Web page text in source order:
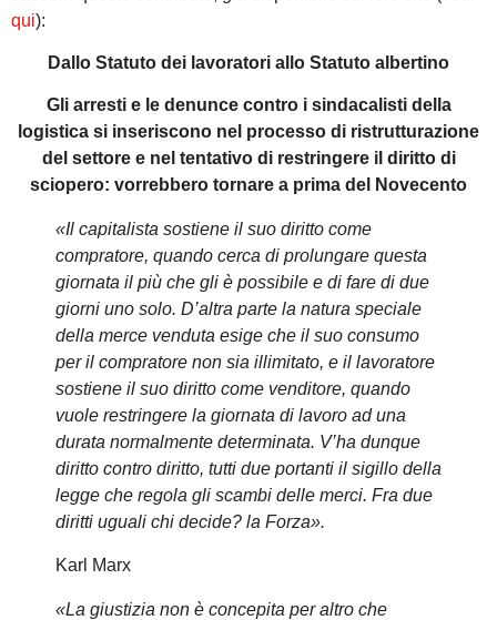
qui):
Dallo Statuto dei lavoratori allo Statuto albertino
Gli arresti e le denunce contro i sindacalisti della
logistica si inseriscono nel processo di ristrutturazione
del settore e nel tentativo di restringere il diritto di
sciopero: vorrebbero tornare a prima del Novecento
«Il capitalista sostiene il suo diritto come
compratore, quando cerca di prolungare questa
giornata il più che gli è possibile e di fare di due
giorni uno solo. D’altra parte la natura speciale
della merce venduta esige che il suo consumo
per il compratore non sia illimitato, e il lavoratore
sostiene il suo diritto come venditore, quando
vuole restringere la giornata di lavoro ad una
durata normalmente determinata. V’ha dunque
diritto contro diritto, tutti due portanti il sigillo della
legge che regola gli scambi delle merci. Fra due
diritti uguali chi decide? la Forza».
Karl Marx
«La giustizia non è concepita per altro che